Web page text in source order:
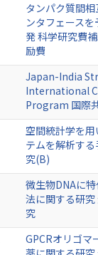
タンパク質間
ンタフェース
発 科学研究費
励費
Japan-India
International
Program 国際
空間統計学を
テムを解析す
究(B)
微生物DNAに
法に関する研
究
GPCRオリゴマ